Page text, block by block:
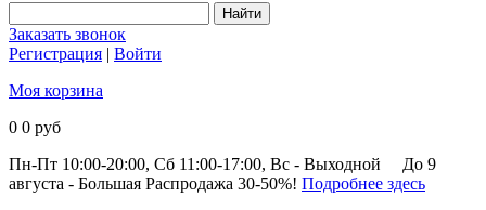
Заказать звонок
Регистрация | Войти
Моя корзина
0 0 руб
Пн-Пт 10:00-20:00, Сб 11:00-17:00, Вс - Выходной
До 9
августа - Большая Распродажа 30-50%! Подробнее здесь